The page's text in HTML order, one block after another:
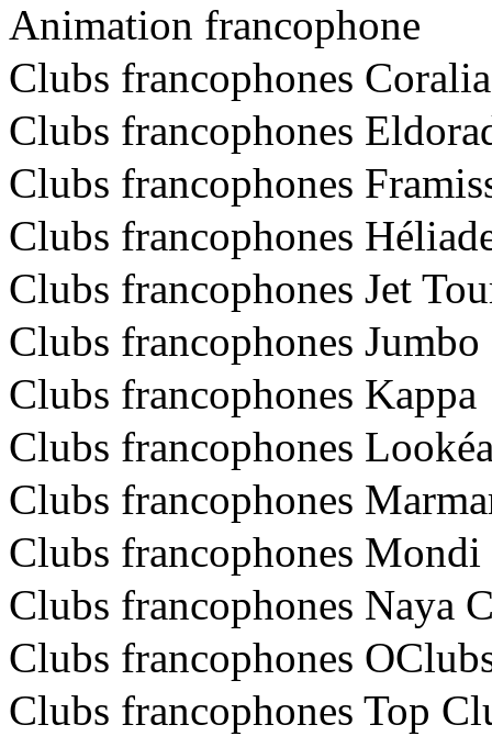
Animation francophone
Clubs francophones Coralia
Clubs francophones
Clubs francophones
Clubs francophones
Clubs francophones Jet
Clubs francophones Jumbo
Clubs francophones Kappa
Clubs francophones
Clubs francophones
Clubs francophones
Clubs francophones Naya
Clubs francophones
Clubs francophones Top